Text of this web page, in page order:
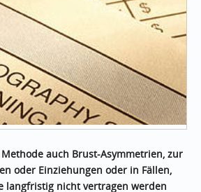
auch Brust-Asymmetrien, zur
oder Einziehungen oder in Fällen,
langfristig nicht vertragen werden